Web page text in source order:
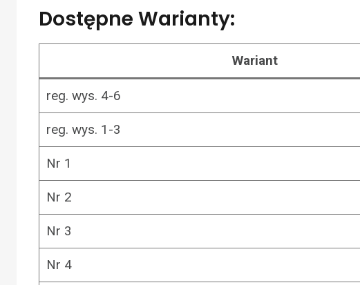
Dostępne Warianty:
Wariant
reg. wys. 4-6
reg. wys. 1-3
Nr 1
Nr 2
Nr 3
Nr 4